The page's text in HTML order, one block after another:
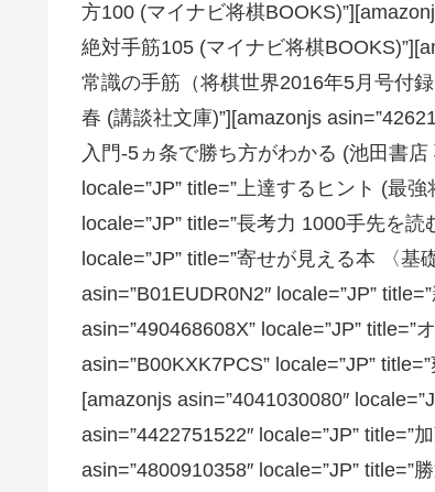
方100 (マイナビ将棋
絶対手筋105 (マイナビ将棋
常識の手筋（将棋世界2016年5月号付
春 (講談社文庫)”][amazonjs
入門-5ヵ条で勝ち方がわかる (池田書
locale=”JP” title=”上達するヒント (最
locale=”JP” title=”長考力 1000手先を
locale=”JP” title=”寄せが見える本 〈
asin=”B01EUDR0N2″ locale=”JP”
asin=”490468608X” locale=”JP”
asin=”B00KXK7PCS” locale=”JP”
[amazonjs asin=”4041030080″
asin=”4422751522″ locale=”JP”
asin=”4800910358″ locale=”JP” title=”